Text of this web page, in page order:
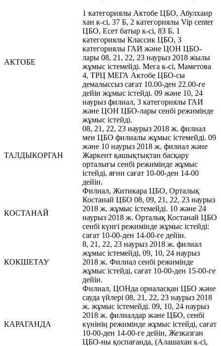
АКТОБЕ
1 категориялы Актобе ЦБО, Абулхаир
хан к-сі, 37 Б, 2 категориялы Vip center
ЦБО, Есет батыр к-сі, 83 Б, 1
категориялы Классик ЦБО, 3
категориялы ГАИ және ЦОН ЦБО-
лары 08, 21, 22, 23 наурыз 2018 жылы
жұмыс істемейді. Мега к-сі, Маметова
4, ТРЦ МЕГА Актобе ЦБО-сы
демалыссыз сағат 10.00-ден 22.00-ге
дейін жұмыс істейді. 09 және 10, 24
наурыз филиал, 3 категориялы ГАИ
және ЦОН ЦБО-лары сенбі режимінде
жұмыс істейді.
ТАЛДЫКОРГАН
08, 21, 22, 23 наурыз 2018 ж. филиал
мен ЦБО филиалы жұмыс істемейді. 09
және 10 наурыз 2018 ж. филиал және
Жаркент қашықтықтан басқару
орталығы сенбі режимінде жұмыс
істейді, яғни сағат 10-00-ден 14-00
дейін.
КОСТАНАЙ
Филиал, Житикара ЦБО, Орталық
Костанай ЦБО 08, 09, 21, 22, 23 наурыз
2018 ж. жұмыс істемейді. 10 және 24
наурыз 2018 ж. Орталық Костанай ЦБО
сенбі күнгі режимінде жұмыс істейді:
сағат 10-00-ден 14-00-ге дейін.
КОКШЕТАУ
8, 21, 22, 23 наурыз 2018 ж. филиал
жұмыс істемейді, 09, 10, 24 наурыз
2018 ж. Филиал сенбі режимінде
жұмыс істейді, сағат 10-00-ден 15-00-ге
дейін.
КАРАГАНДА
Филиал, ЦОНда орналасқан ЦБО және
сауда үйлері 08, 21, 22, 23 наурыз 2018
ж. жұмыс істемейді. 09, 10, 24 наурыз
2018 ж. филиалдар және ЦБО, сенбі
күнінің режимінде жұмыс істейді, сағат
10-00-ден 14-00-ге дейін, Жезказган
ЦБО-ны қоспағанда, (Алашахан к-сі,